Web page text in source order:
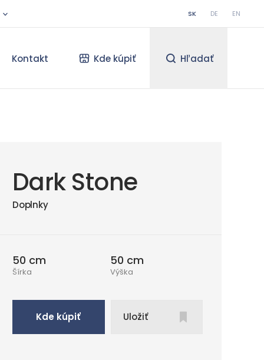
SK DE EN
Kontakt Kde kúpiť Hľadať
Dark Stone
Doplnky
Šírka
50 cm
Výška
50 cm
Kde kúpiť Uložiť